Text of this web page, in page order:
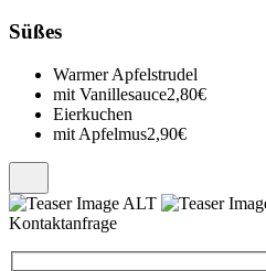
Süßes
Warmer Apfelstrudel
mit Vanillesauce2,80€
Eierkuchen
mit Apfelmus2,90€
Kontaktanfrage